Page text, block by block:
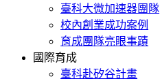
臺科大微加速器團隊
校內創業成功案例
育成團隊亮眼事蹟
國際育成
臺科赴矽谷計畫